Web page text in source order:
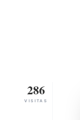
286
VISITAS